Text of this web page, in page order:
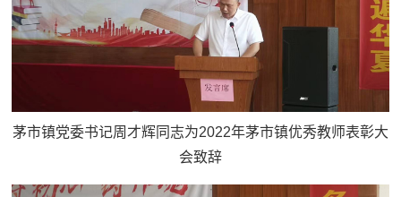
茅市镇党委书记周才辉同志为2022年茅市镇优秀教师表彰大
会致辞